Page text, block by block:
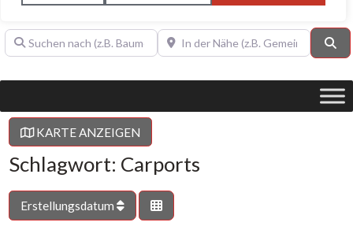
Suchen nach (z.B. Baumeister oder Dachdecker)In der Nähe (z.B. Gemeinde Baden)
KARTE ANZEIGEN
Schlagwort: Carports
Erstellungsdatum